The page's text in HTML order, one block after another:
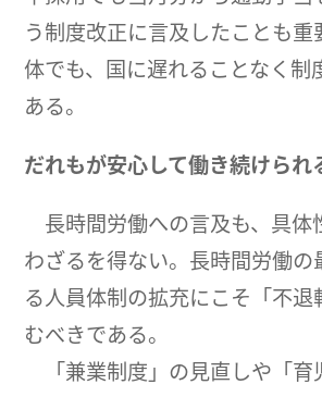
う制度改正に言及したことも
体でも、国に遅れることなく制
ある。
だれもが安心して働き続けられ
長時間労働への言及も、具体
わざるを得ない。長時間労働の
る人員体制の拡充にこそ「不退
むべきである。
「兼業制度」の見直しや「育